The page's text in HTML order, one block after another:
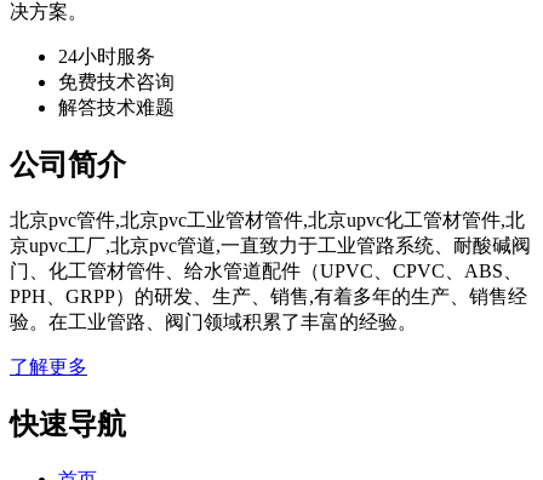
决方案。
24小时服务
免费技术咨询
解答技术难题
公司简介
北京pvc管件,北京pvc工业管材管件,北京upvc化工管材管件,北
京upvc工厂,北京pvc管道,一直致力于工业管路系统、耐酸碱阀
门、化工管材管件、给水管道配件（UPVC、CPVC、ABS、
PPH、GRPP）的研发、生产、销售,有着多年的生产、销售经
验。在工业管路、阀门领域积累了丰富的经验。
了解更多
快速导航